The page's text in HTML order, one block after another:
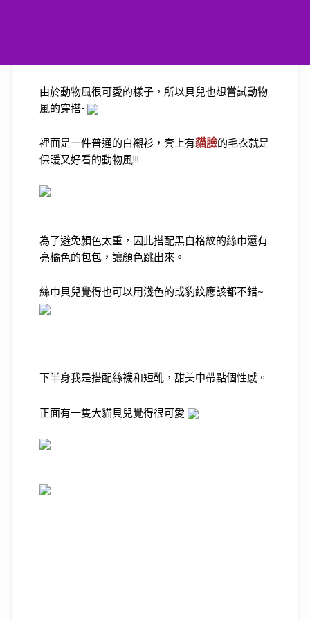
由於動物風很可愛的樣子，所以貝兒也想嘗試動物
風的穿搭~
裡面是一件普通的白襯衫，套上有貓臉的毛衣就是
保暖又好看的動物風!!!
為了避免顏色太重，因此搭配黑白格紋的絲巾還有
亮橘色的包包，讓顏色跳出來。
絲巾貝兒覺得也可以用淺色的或豹紋應該都不錯~
下半身我是搭配絲襪和短靴，甜美中帶點個性感。
正面有一隻大貓貝兒覺得很可愛